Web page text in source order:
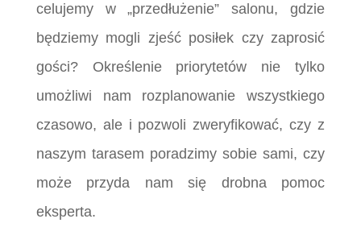
celujemy w „przedłużenie” salonu, gdzie
będziemy mogli zjeść posiłek czy zaprosić
gości? Określenie priorytetów nie tylko
umożliwi nam rozplanowanie wszystkiego
czasowo, ale i pozwoli zweryfikować, czy z
naszym tarasem poradzimy sobie sami, czy
może przyda nam się drobna pomoc
eksperta.